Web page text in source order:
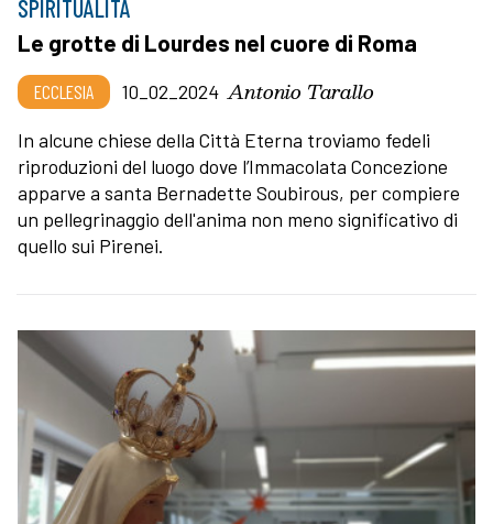
SPIRITUALITÀ
Le grotte di Lourdes nel cuore di Roma
ECCLESIA 10_02_2024 Antonio Tarallo
In alcune chiese della Città Eterna troviamo fedeli
riproduzioni del luogo dove l’Immacolata Concezione
apparve a santa Bernadette Soubirous, per compiere
un pellegrinaggio dell'anima non meno significativo di
quello sui Pirenei.